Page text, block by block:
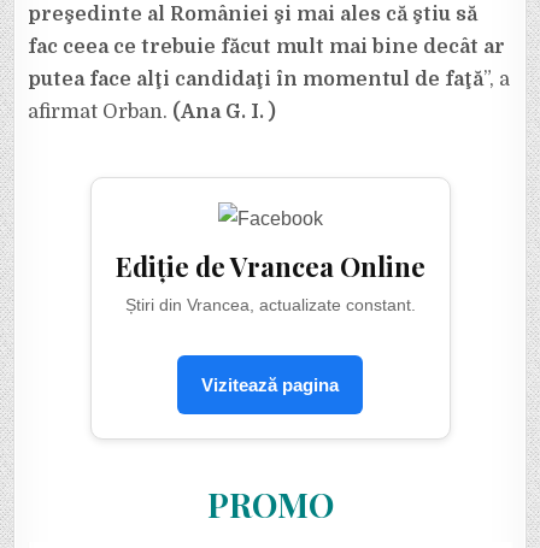
preşedinte al României şi mai ales că ştiu să
fac ceea ce trebuie făcut mult mai bine decât ar
putea face alţi candidaţi în momentul de faţă”, a
afirmat Orban. (Ana G. I. )
Ediție de Vrancea Online
Știri din Vrancea, actualizate constant.
Vizitează pagina
PROMO